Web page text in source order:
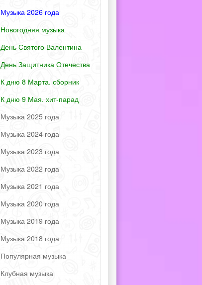
Музыка 2026 года
Новогодняя музыка
День Святого Валентина
День Защитника Отечества
К дню 8 Марта. сборник
К дню 9 Мая. хит-парад
Музыка 2025 года
Музыка 2024 года
Музыка 2023 года
Музыка 2022 года
Музыка 2021 года
Музыка 2020 года
Музыка 2019 года
Музыка 2018 года
Популярная музыка
Клубная музыка